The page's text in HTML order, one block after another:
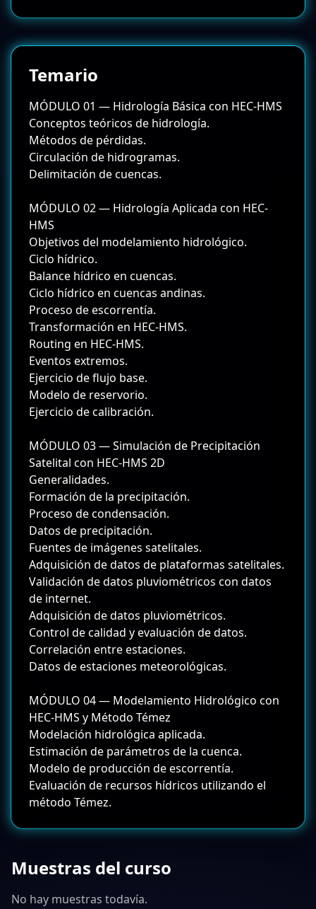
Temario
MÓDULO 01 — Hidrología Básica con HEC-HMS
Conceptos teóricos de hidrología.
Métodos de pérdidas.
Circulación de hidrogramas.
Delimitación de cuencas.
MÓDULO 02 — Hidrología Aplicada con HEC-
HMS
Objetivos del modelamiento hidrológico.
Ciclo hídrico.
Balance hídrico en cuencas.
Ciclo hídrico en cuencas andinas.
Proceso de escorrentía.
Transformación en HEC-HMS.
Routing en HEC-HMS.
Eventos extremos.
Ejercicio de flujo base.
Modelo de reservorio.
Ejercicio de calibración.
MÓDULO 03 — Simulación de Precipitación
Satelital con HEC-HMS 2D
Generalidades.
Formación de la precipitación.
Proceso de condensación.
Datos de precipitación.
Fuentes de imágenes satelitales.
Adquisición de datos de plataformas satelitales.
Validación de datos pluviométricos con datos
de internet.
Adquisición de datos pluviométricos.
Control de calidad y evaluación de datos.
Correlación entre estaciones.
Datos de estaciones meteorológicas.
MÓDULO 04 — Modelamiento Hidrológico con
HEC-HMS y Método Témez
Modelación hidrológica aplicada.
Estimación de parámetros de la cuenca.
Modelo de producción de escorrentía.
Evaluación de recursos hídricos utilizando el
método Témez.
Muestras del curso
No hay muestras todavía.